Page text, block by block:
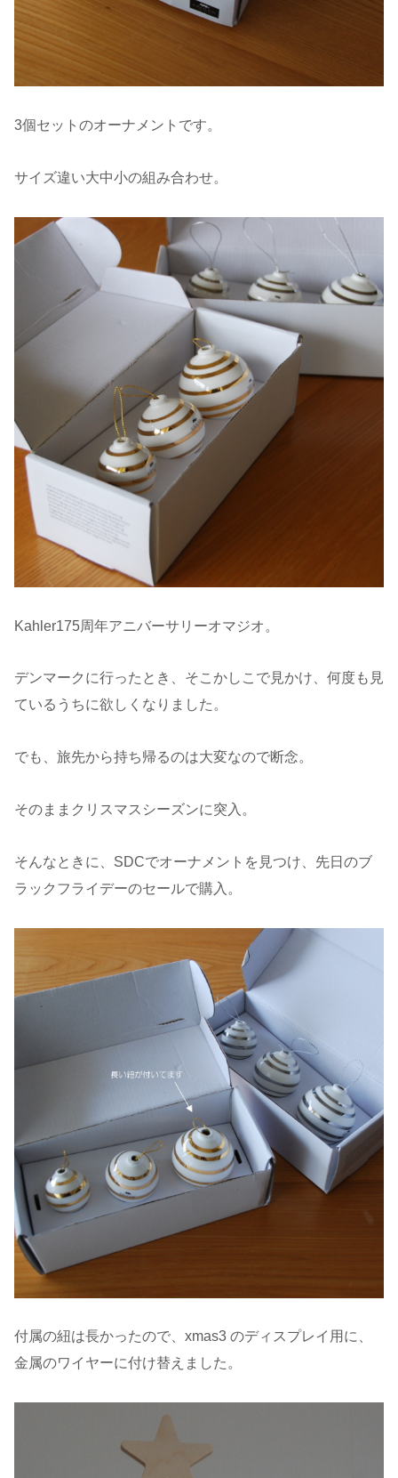
3個セットのオーナメントです。
サイズ違い大中小の組み合わせ。
Kahler175周年アニバーサリーオマジオ。
デンマークに行ったとき、そこかしこで見かけ、何度も見
ているうちに欲しくなりました。
でも、旅先から持ち帰るのは大変なので断念。
そのままクリスマスシーズンに突入。
そんなときに、SDCでオーナメントを見つけ、先日のブ
ラックフライデーのセールで購入。
付属の紐は長かったので、xmas3 のディスプレイ用に、
金属のワイヤーに付け替えました。